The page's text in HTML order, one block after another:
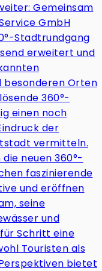
Gemeinsam
GmbH
Stadtrundgang
erweitert und
besonderen Orten
360°-
einen noch
der
vermitteln.
neuen 360°-
faszinierende
und eröffnen
seine
und
Schritt eine
Touristen als
bietet